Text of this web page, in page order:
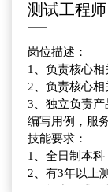
3.有较好的数
4.掌握通用的
Android&iOS
5.熟悉
和流程;
6.有架构设计
7.具有良好的
力，对技术有
8.熟悉无线互
术，热衷于跟
结合情况;
测试工程师
岗位描述：
1、负责核心相
2、负责核心相
3、独立负责产
编写用例，服
技能要求：
1、全日制本科
2、有3年以上